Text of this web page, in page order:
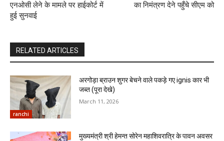
एनओसी लेने के मामले पर हाईकोर्ट में
हुई सुनवाई
का निमंत्रण देने पहुँचे सीएम को
RELATED ARTICLES
ranchi
अरगोड़ा ब्राउन शुगर बेचने वाले पकड़े गए ignis कार भी
जब्त (पूरा देखे)
March 11, 2026
मुख्यमंत्री श्री हेमन्त सोरेन महाशिवरात्रि के पावन अवसर